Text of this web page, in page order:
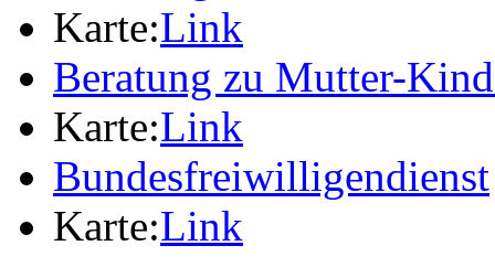
Karte:Link
Beratung zu Mutter-
Karte:Link
Bundesfreiwilligendienst
Karte:Link